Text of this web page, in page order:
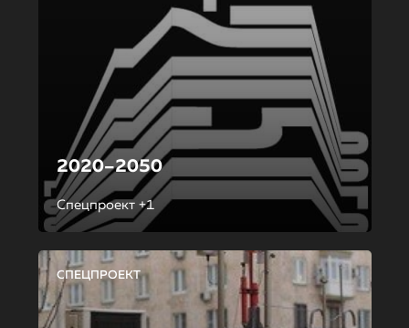
2020–2050
Спецпроект +1
СПЕЦПРОЕКТ